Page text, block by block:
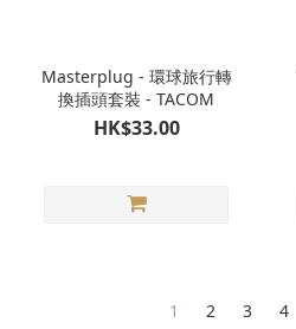
Masterplug - 環球旅行轉
換插頭套裝 - TACOM
HK$33.00
1 2 3 4